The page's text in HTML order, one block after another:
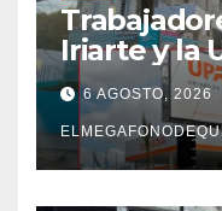
Iriarte y la
pase a
mejoras
6 AGOSTO, 2026